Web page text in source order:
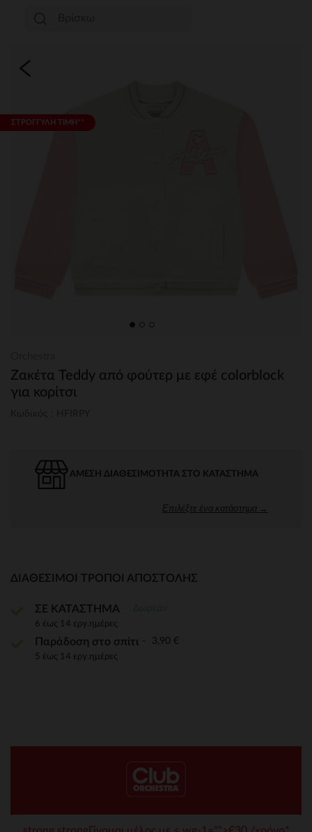
ΣΤΡΟΓΓΥΛΗ ΤΙΜΗ**
Ζακέτα Teddy από φούτερ με εφέ colorblock
για κορίτσι
ΆΜΕΣΗ ΔΙΑΘΕΣΙΜΌΤΗΤΑ ΣΤΟ ΚΑΤΆΣΤΗΜΑ
Επιλέξτε ένα κατάστημα →
ΔΙΑΘΈΣΙΜΟΙ ΤΡΌΠΟΙ ΑΠΟΣΤΟΛΉΣ
ΣΕ ΚΑΤΑΣΤΗΜΑ
6 έως 14 εργ.ημέρες
Παράδοση στο σπίτι 3,90 €
5 έως 14 εργ.ημέρες